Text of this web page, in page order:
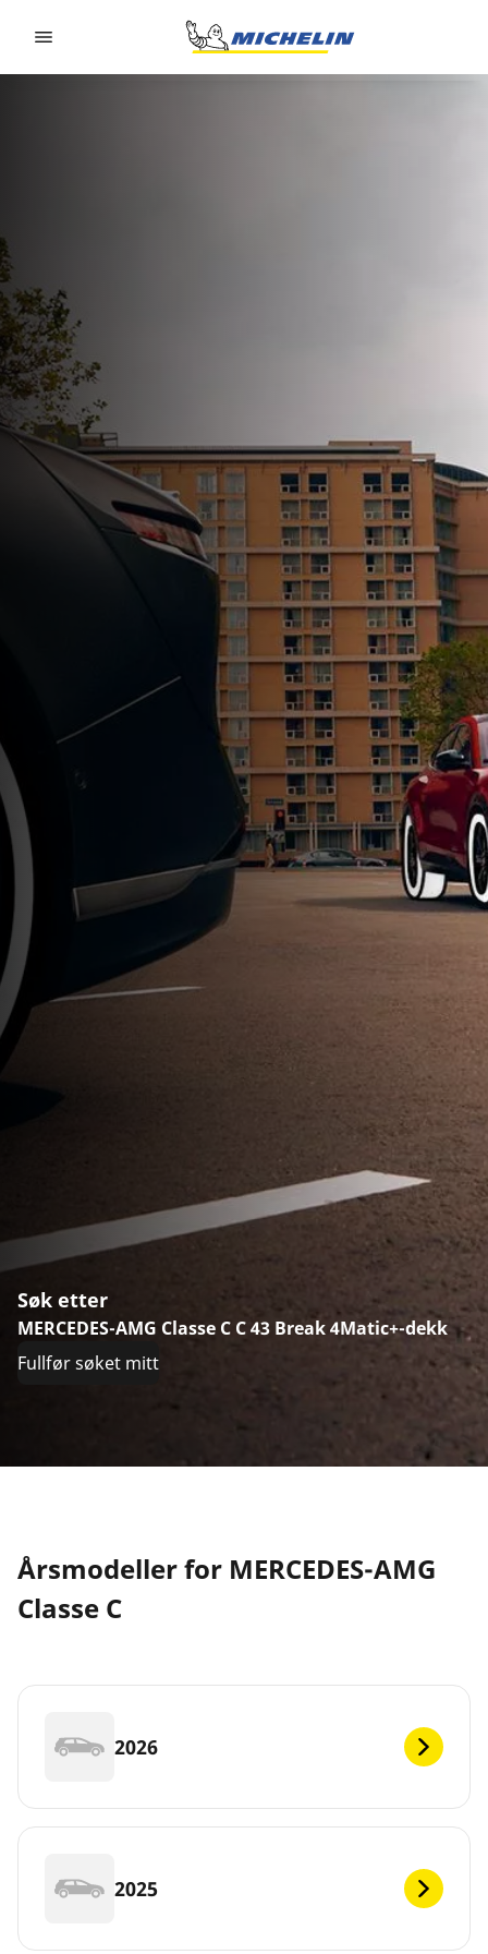
Søk etter
MERCEDES-AMG Classe C C 43 Break 4Matic+-dekk
Fullfør søket mitt
Årsmodeller for MERCEDES-AMG
Classe C
2026
2025